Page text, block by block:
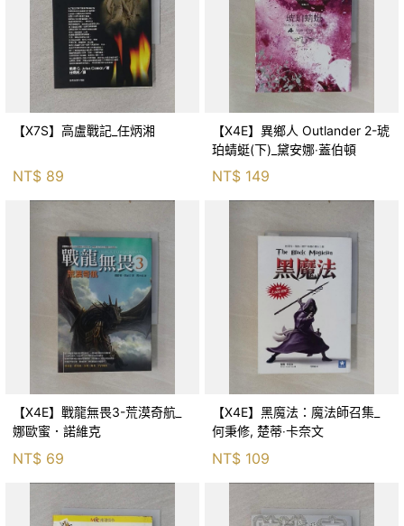
【X7S】高盧戰記_任炳湘
NT$ 89
【X4E】異鄉人 Outlander 2-琥
珀蜻蜓(下)_黛安娜‧蓋伯頓
NT$ 149
【X4E】戰龍無畏3-荒漠奇航_
娜歐蜜．諾維克
NT$ 69
【X4E】黑魔法：魔法師召集_
何秉修, 楚蒂‧卡奈文
NT$ 109